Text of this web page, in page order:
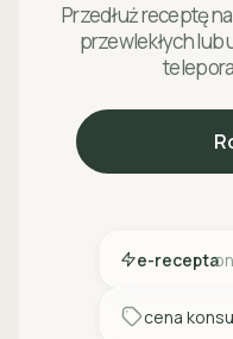
Przedłuż receptę
przewlekłych lub
e-recepta
cena